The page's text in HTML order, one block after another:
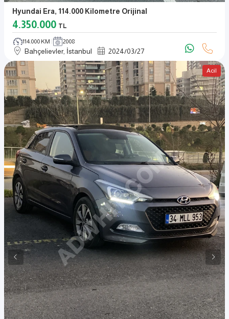
Hyundai Era, 114.000 Kilometre Orijinal
4.350.000 TL
114.000 KM 2008
Bahçelievler, İstanbul 2024/03/27
Acil